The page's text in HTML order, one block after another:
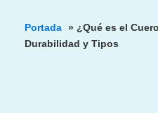
Portada » ¿Qué es el
Durabilidad y Tipos